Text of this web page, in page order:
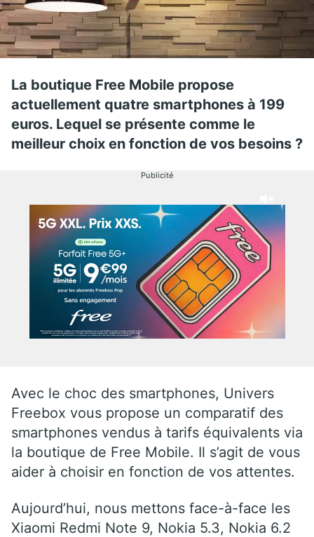
La boutique Free Mobile propose
actuellement quatre smartphones à 199
euros. Lequel se présente comme le
meilleur choix en fonction de vos besoins ?
Publicité
Avec le choc des smartphones, Univers
Freebox vous propose un comparatif des
smartphones vendus à tarifs équivalents via
la boutique de Free Mobile. Il s’agit de vous
aider à choisir en fonction de vos attentes.
Aujourd’hui, nous mettons face-à-face les
Xiaomi Redmi Note 9, Nokia 5.3, Nokia 6.2